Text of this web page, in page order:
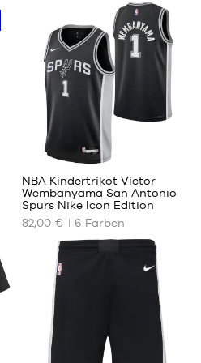
UNSERE
VERFÜGBAREN
GRÖSSEN
Kinder
– 1,25
m bis
1,35 m
M –
Kind
48
NBA Kindertrikot Victor
Wembanyama San Antonio
Spurs Nike Icon Edition
82,00 €
6 Farben